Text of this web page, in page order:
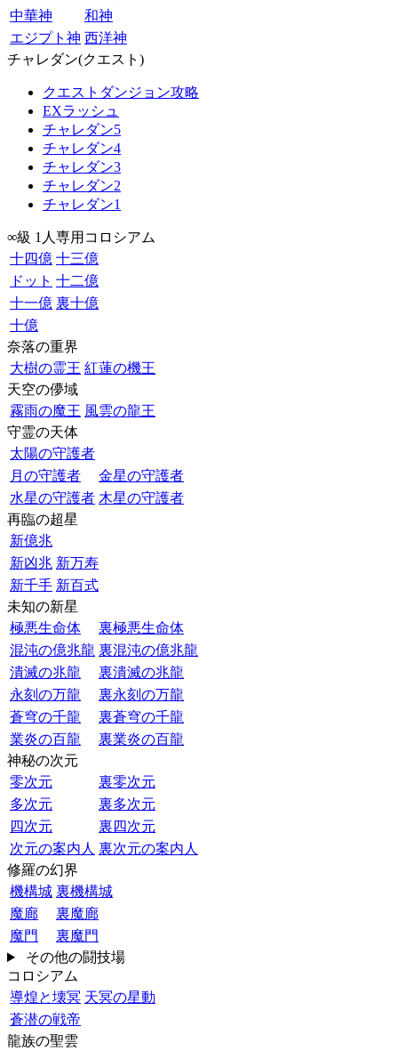
中華神
和神
エジプト神 西洋神
チャレダン(クエスト)
クエストダンジョン攻略
EXラッシュ
チャレダン5
チャレダン4
チャレダン3
チャレダン2
チャレダン1
∞級 1人専用コロシアム
十四億 十三億
ドット 十二億
十一億 裏十億
十億
奈落の重界
大樹の霊王 紅蓮の機王
天空の儚域
霧雨の魔王 風雲の龍王
守霊の天体
太陽の守護者
月の守護者
金星の守護者
水星の守護者 木星の守護者
再臨の超星
新億兆
新凶兆 新万寿
新千手 新百式
未知の新星
極悪生命体
裏極悪生命体
混沌の億兆龍 裏混沌の億兆龍
潰滅の兆龍
裏潰滅の兆龍
永刻の万龍
裏永刻の万龍
蒼穹の千龍
裏蒼穹の千龍
業炎の百龍
裏業炎の百龍
神秘の次元
零次元
裏零次元
多次元
裏多次元
四次元
裏四次元
次元の案内人 裏次元の案内人
修羅の幻界
機構城 裏機構城
魔廊
裏魔廊
魔門
裏魔門
その他の闘技場
コロシアム
導煌と壊冥 天冥の星動
蒼潜の戦帝
龍族の聖雲